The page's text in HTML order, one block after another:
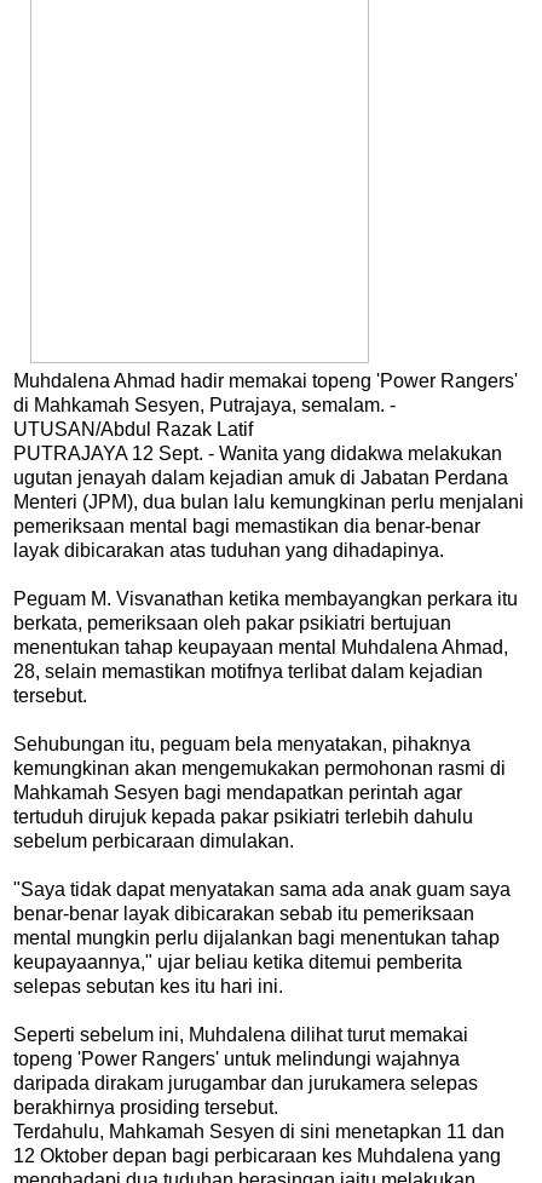
Muhdalena Ahmad hadir memakai topeng 'Power Rangers'
di Mahkamah Sesyen, Putrajaya, semalam. -
UTUSAN/Abdul Razak Latif
PUTRAJAYA 12 Sept. - Wanita yang didakwa melakukan
ugutan jenayah dalam kejadian amuk di Jabatan Perdana
Menteri (JPM), dua bulan lalu kemungkinan perlu menjalani
pemeriksaan mental bagi memastikan dia benar-benar
layak dibicarakan atas tuduhan yang dihadapinya.
Peguam M. Visvanathan ketika membayangkan perkara itu
berkata, pemeriksaan oleh pakar psikiatri bertujuan
menentukan tahap keupayaan mental Muhdalena Ahmad,
28, selain memastikan motifnya terlibat dalam kejadian
tersebut.
Sehubungan itu, peguam bela menyatakan, pihaknya
kemungkinan akan mengemukakan permohonan rasmi di
Mahkamah Sesyen bagi mendapatkan perintah agar
tertuduh dirujuk kepada pakar psikiatri terlebih dahulu
sebelum perbicaraan dimulakan.
"Saya tidak dapat menyatakan sama ada anak guam saya
benar-benar layak dibicarakan sebab itu pemeriksaan
mental mungkin perlu dijalankan bagi menentukan tahap
keupayaannya," ujar beliau ketika ditemui pemberita
selepas sebutan kes itu hari ini.
Seperti sebelum ini, Muhdalena dilihat turut memakai
topeng 'Power Rangers' untuk melindungi wajahnya
daripada dirakam jurugambar dan jurukamera selepas
berakhirnya prosiding tersebut.
Terdahulu, Mahkamah Sesyen di sini menetapkan 11 dan
12 Oktober depan bagi perbicaraan kes Muhdalena yang